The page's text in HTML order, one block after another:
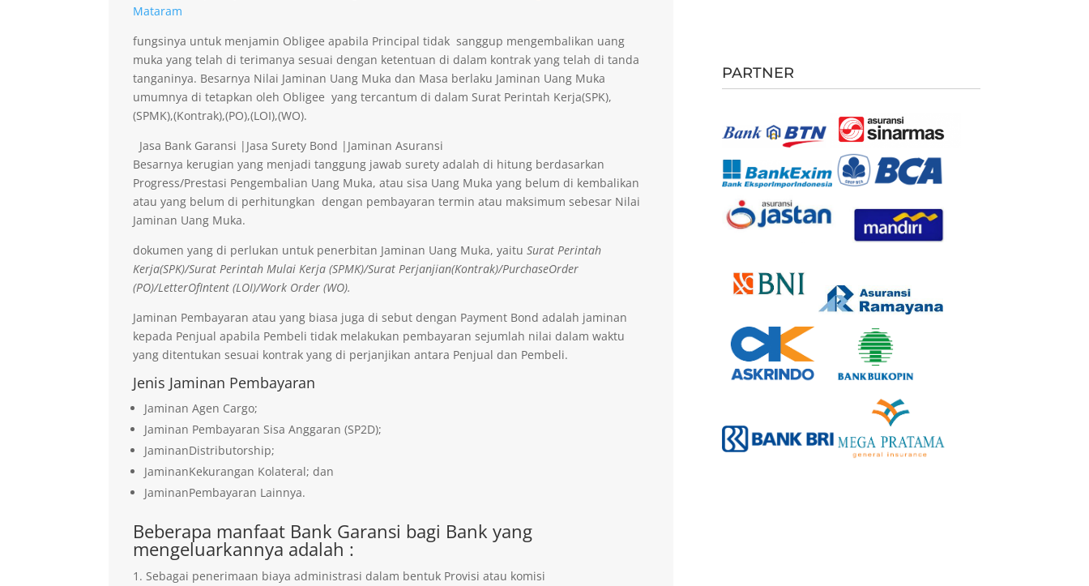
Mataram
fungsinya untuk menjamin Obligee apabila Principal tidak sanggup mengembalikan uang
muka yang telah di terimanya sesuai dengan ketentuan di dalam kontrak yang telah di tanda
tanganinya. Besarnya Nilai Jaminan Uang Muka dan Masa berlaku Jaminan Uang Muka
umumnya di tetapkan oleh Obligee yang tercantum di dalam Surat Perintah Kerja(SPK),
(SPMK),(Kontrak),(PO),(LOI),(WO).
Jasa Bank Garansi |Jasa Surety Bond |Jaminan Asuransi
Besarnya kerugian yang menjadi tanggung jawab surety adalah di hitung berdasarkan
Progress/Prestasi Pengembalian Uang Muka, atau sisa Uang Muka yang belum di kembalikan
atau yang belum di perhitungkan dengan pembayaran termin atau maksimum sebesar Nilai
Jaminan Uang Muka.
dokumen yang di perlukan untuk penerbitan Jaminan Uang Muka, yaituSurat Perintah
Kerja(SPK)/Surat Perintah Mulai Kerja (SPMK)/Surat Perjanjian(Kontrak)/PurchaseOrder
(PO)/LetterOfIntent (LOI)/Work Order (WO).
Jaminan Pembayaran atau yang biasa juga di sebut dengan Payment Bond adalah jaminan
kepada Penjual apabila Pembeli tidak melakukan pembayaran sejumlah nilai dalam waktu
yang ditentukan sesuai kontrak yang di perjanjikan antara Penjual dan Pembeli.
Jenis Jaminan Pembayaran
Jaminan Agen Cargo;
Jaminan Pembayaran Sisa Anggaran (SP2D);
JaminanDistributorship;
JaminanKekurangan Kolateral; dan
JaminanPembayaran Lainnya.
Beberapa manfaat Bank Garansi bagi Bank yang
mengeluarkannya adalah :
Sebagai penerimaan biaya administrasi dalam bentuk Provisi atau komisi
PARTNER